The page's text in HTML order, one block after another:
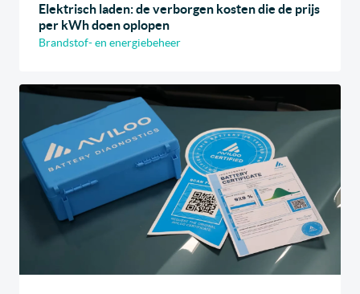
Elektrisch laden: de verborgen kosten die de prijs
per kWh doen oplopen
Brandstof- en energiebeheer